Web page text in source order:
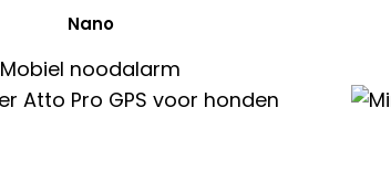
Nano
Mobiel noodalarm